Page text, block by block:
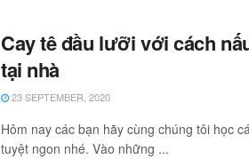
Cay tê đầu lưỡi với cách
tại nhà
23 SEPTEMBER, 2020
Hôm nay các bạn hãy cùng chúng tôi học
tuyệt ngon nhé. Vào những ...